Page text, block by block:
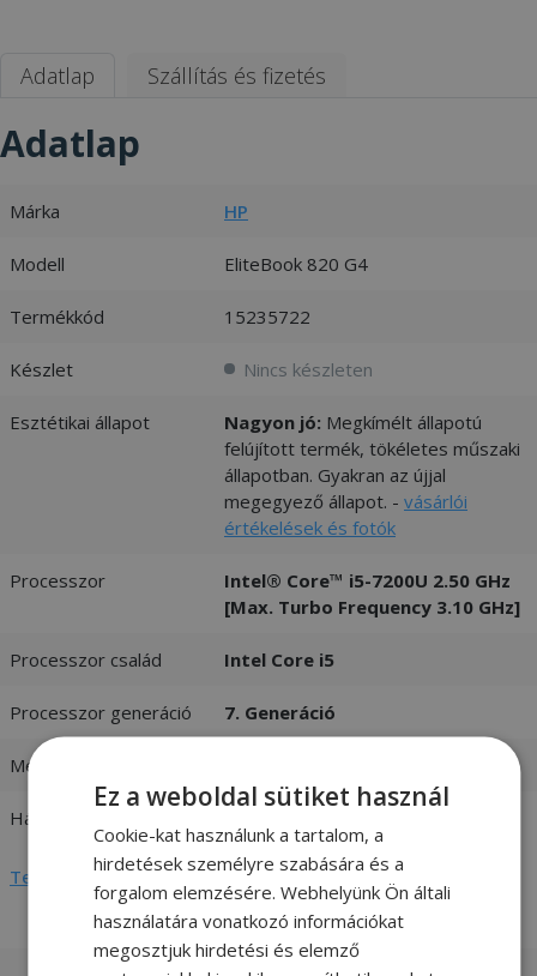
Adatlap Szállítás és fizetés
Adatlap
Márka HP
Modell EliteBook 820 G4
Termékkód 15235722
Készlet Nincs készleten
Esztétikai állapot Nagyon jó: Megkímélt állapotú
felújított termék, tökéletes műszaki
állapotban. Gyakran az újjal
megegyező állapot. - vásárlói
értékelések és fotók
Processzor
Intel® Core™ i5-7200U 2.50 GHz
[Max. Turbo Frequency 3.10 GHz]
Processzor család Intel Core i5
Processzor generáció 7. Generáció
Memória (RAM)
Háttértár
Teljes adatlap megtekintése
Ez a weboldal sütiket használ
Cookie-kat használunk a tartalom, a
hirdetések személyre szabására és a
forgalom elemzésére. Webhelyünk Ön általi
használatára vonatkozó információkat
megosztjuk hirdetési és elemző